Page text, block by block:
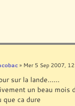
» Mer 5 Sep 2007,
sur la lande......
un beau mois
que ca dure